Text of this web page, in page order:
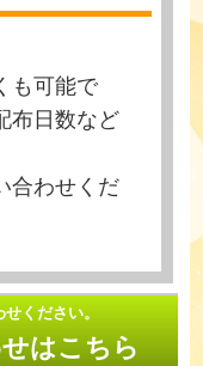
も可能で
布日数など
合わせくだ
ください。
はこちら